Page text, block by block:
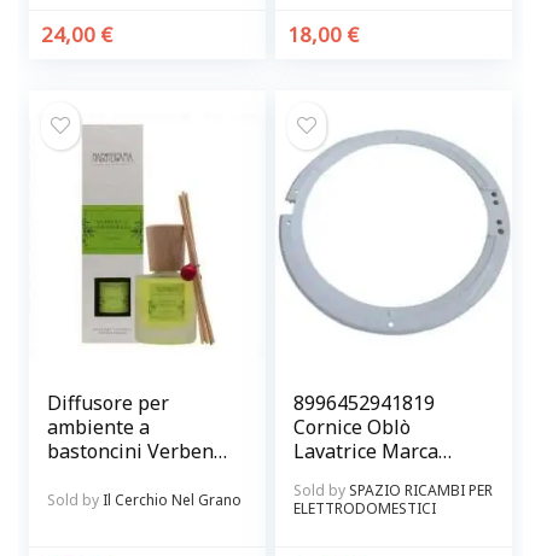
24,00 € 18,00 €
Diffusore per
ambiente a
bastoncini Verbena
Sold by Il Cerchio Nel Grano
8996452941819
Cornice Oblò
Lavatrice Marca
Originale
Sold by SPAZIO RICAMBI PER
ELETTRODOMESTICI